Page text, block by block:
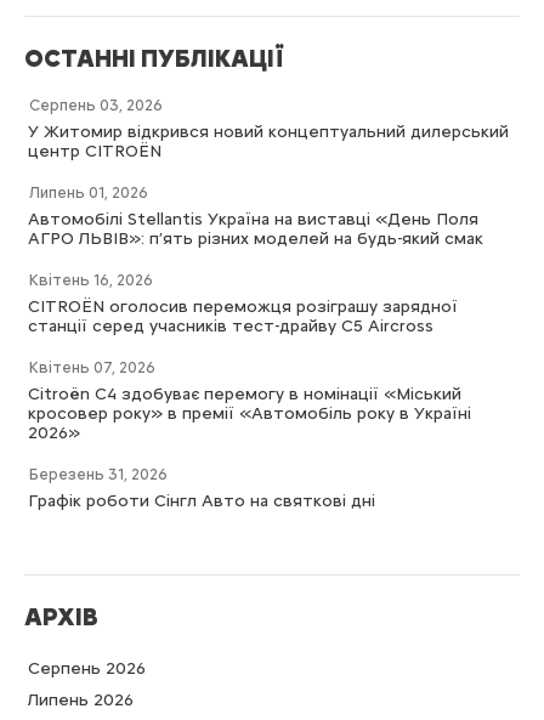
ОСТАННІ ПУБЛІКАЦІЇ
Серпень 03, 2026
У Житомир відкрився новий концептуальний дилерський
центр CITROËN
Липень 01, 2026
Автомобілі Stellantis Україна на виставці «День Поля
АГРО ЛЬВІВ»: п’ять різних моделей на будь-який смак
Квітень 16, 2026
CITROËN оголосив переможця розіграшу зарядної
станції серед учасників тест-драйву C5 Aircross
Квітень 07, 2026
Citroën C4 здобуває перемогу в номінації «Міський
кросовер року» в премії «Автомобіль року в Україні
2026»
Березень 31, 2026
Графік роботи Сінгл Авто на святкові дні
АРХІВ
Серпень 2026
Липень 2026